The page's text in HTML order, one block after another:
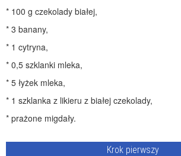
* 100 g czekolady białej,
* 3 banany,
* 1 cytryna,
* 0,5 szklanki mleka,
* 5 łyżek mleka,
* 1 szklanka z likieru z białej czekolady,
* prażone migdały.
Krok pierwszy